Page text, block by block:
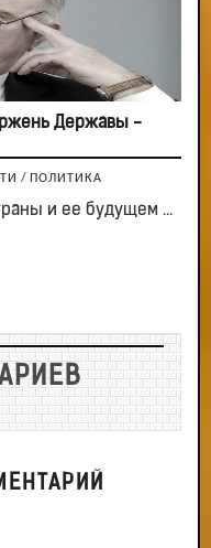
Державы -
/ ПОЛИТИКА
и ее будущем ...